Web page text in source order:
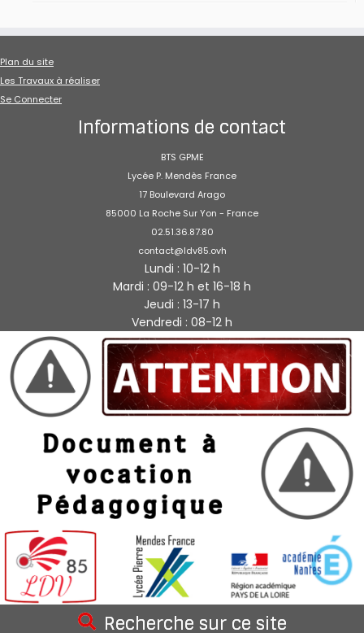
Plan du site
Les Travaux à réaliser
Se Connecter
Informations de contact
BTS GPME
Lycée P. Mendès France
17 Boulevard Arago
85000 La Roche Sur Yon - France
02.51.36.87.80
contact@ldv85.ovh
Lundi : 10-12 h
Mardi : 09-12 h et 16-18 h
Jeudi : 13-17 h
Vendredi : 08-12 h
Recherche sur ce site